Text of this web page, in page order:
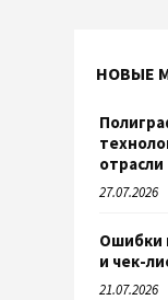
НОВЫЕ
отрасли
27.07.2026
Ошибки
и чек-
21.07.2026